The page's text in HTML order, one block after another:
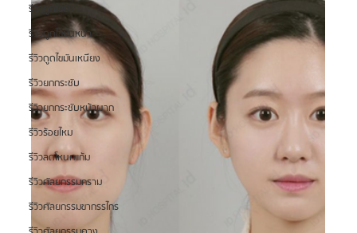
รีวิวดูดไขมัน
รีวิวดูดไขมันหน้า
รีวิวดูดไขมันเหนียง
รีวิวยกกระชับ
รีวิวยกกระชับหน้าผาก
รีวิวร้อยไหม
รีวิวลดโหนกแก้ม
รีวิวศัลยกรรมกราม
รีวิวศัลยกรรมขากรรไกร